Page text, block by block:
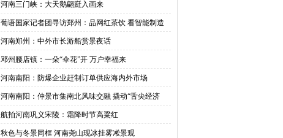
河南三门峡：大天鹅翩跹入画来
葡语国家记者团寻访郑州：品网红茶饮 看智能制造
河南郑州：中外市长游船赏景夜话
邓州腰店镇：一朵“伞花”开 万户幸福来
河南南阳：防爆企业赶制订单供应海内外市场
河南南阳：仲景市集南北风味交融 撬动“舌尖经济
航拍河南巩义宋陵：霜降时节高粱红
秋色与冬景同框 河南尧山现冰挂雾凇景观